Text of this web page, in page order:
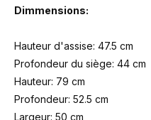
Dimmensions:
Hauteur d'assise: 47.5 cm
Profondeur du siège: 44 cm
Hauteur: 79 cm
Profondeur: 52.5 cm
Largeur: 50 cm